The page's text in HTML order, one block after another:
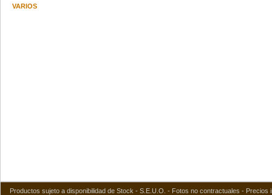
VARIOS
Productos sujeto a disponibilidad de Stock - S.E.U.O. - Fotos no contractuales -